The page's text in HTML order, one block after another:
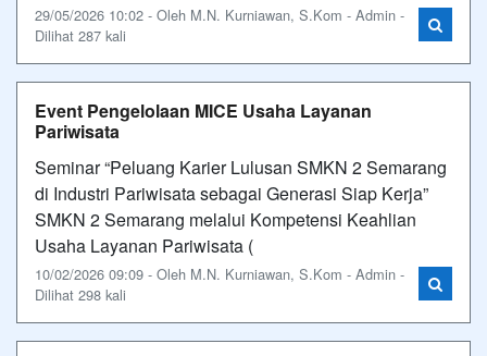
29/05/2026 10:02 - Oleh M.N. Kurniawan, S.Kom - Admin -
Dilihat 287 kali
Event Pengelolaan MICE Usaha Layanan
Pariwisata
Seminar “Peluang Karier Lulusan SMKN 2 Semarang
di Industri Pariwisata sebagai Generasi Siap Kerja”
SMKN 2 Semarang melalui Kompetensi Keahlian
Usaha Layanan Pariwisata (
10/02/2026 09:09 - Oleh M.N. Kurniawan, S.Kom - Admin -
Dilihat 298 kali